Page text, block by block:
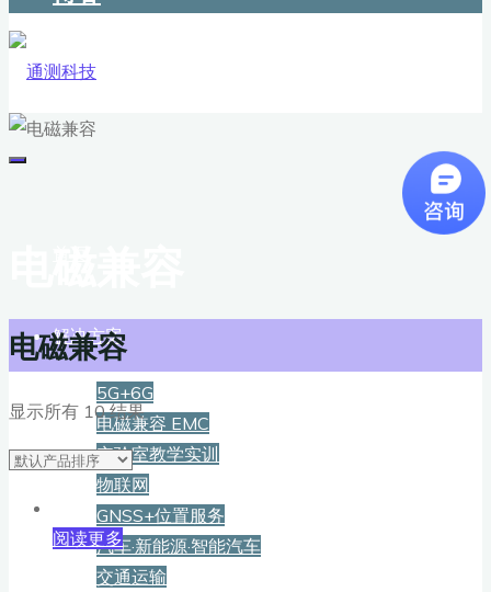
解决方案
5G+6G
电磁兼容 EMC
实验室教学实训
物联网
GNSS+位置服务
汽车·新能源·智能汽车
交通运输
电磁兼容
显示所有 10 结果
阅读更多